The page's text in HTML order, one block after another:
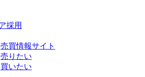
売買情報サイト
売りたい
買いたい